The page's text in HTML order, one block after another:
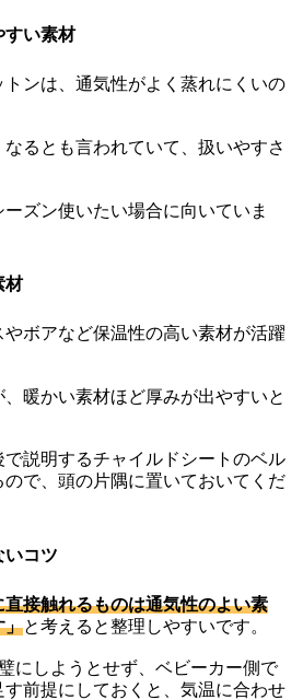
すい素材
ンは、通気性がよく蒸れにくいの
るとも言われていて、扱いやすさ
ズン使いたい場合に向いていま
材
ボアなど保温性の高い素材が活躍
暖かい素材ほど厚みが出やすいと
説明するチャイルドシートのベル
ので、頭の片隅に置いておいてくだ
いコツ
直接触れるものは通気性のよい素
」と考えると整理しやすいです。
にしようとせず、ベビーカー側で
前提にしておくと、気温に合わせ